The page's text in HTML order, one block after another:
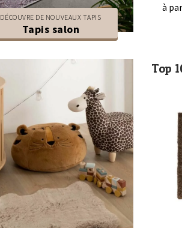
DÉCOUVRE DE NOUVEAUX TAPIS
Tapis salon
à
Top